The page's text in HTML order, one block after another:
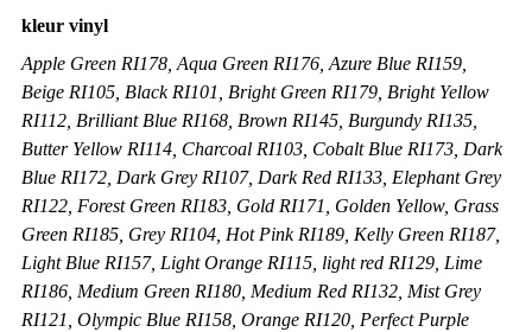
kleur vinyl
Apple Green RI178, Aqua Green RI176, Azure Blue RI159,
Beige RI105, Black RI101, Bright Green RI179, Bright Yellow
RI112, Brilliant Blue RI168, Brown RI145, Burgundy RI135,
Butter Yellow RI114, Charcoal RI103, Cobalt Blue RI173, Dark
Blue RI172, Dark Grey RI107, Dark Red RI133, Elephant Grey
RI122, Forest Green RI183, Gold RI171, Golden Yellow, Grass
Green RI185, Grey RI104, Hot Pink RI189, Kelly Green RI187,
Light Blue RI157, Light Orange RI115, light red RI129, Lime
RI186, Medium Green RI180, Medium Red RI132, Mist Grey
RI121, Olympic Blue RI158, Orange RI120, Perfect Purple